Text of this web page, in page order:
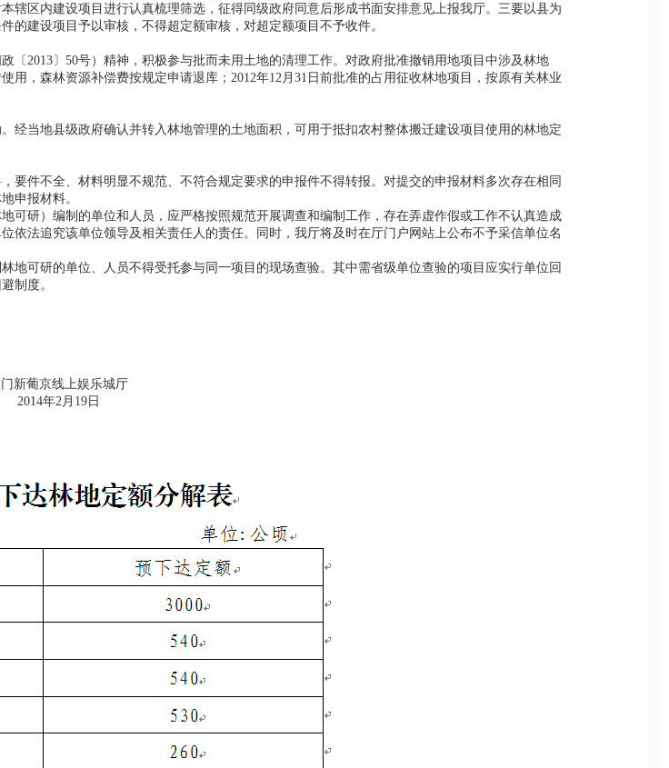
辖区内建设项目进行认真梳理筛选，征得同级政府同意后形成书面安排意见上报我厅。三要以县为
建设项目予以审核，不得超定额审核，对超定额项目不予收件。
2013〕50号）精神，积极参与批而未用土地的清理工作。对政府批准撤销用地项目中涉及林地
，森林资源补偿费按规定申请退库；2012年12月31日前批准的占用征收林地项目，按原有关林业
经当地县级政府确认并转入林地管理的土地面积，可用于抵扣农村整体搬迁建设项目使用的林地定
件不全、材料明显不规范、不符合规定要求的申报件不得转报。对提交的申报材料多次存在相同
申报材料。
可研）编制的单位和人员，应严格按照规范开展调查和编制工作，存在弄虚作假或工作不认真造成
依法追究该单位领导及相关责任人的责任。同时，我厅将及时在厅门户网站上公布不予采信单位名
可研的单位、人员不得受托参与同一项目的现场查验。其中需省级单位查验的项目应实行单位回
制度。
新葡京线上娱乐城厅
2014年2月19日